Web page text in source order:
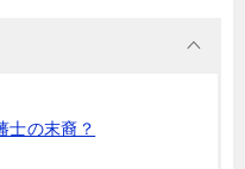
士の末裔？